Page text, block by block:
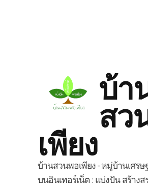
บ้า
สว
เพียง
บ้านสวนพอเพียง - หมู่บ้านเศรษ
บนอินเทอร์เน็ต : แบ่งปัน สร้างส